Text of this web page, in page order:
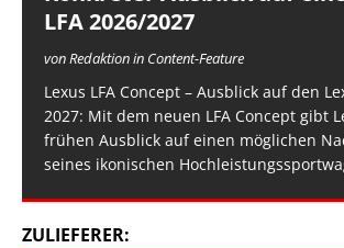
LFA 2026/2027
von Redaktion in Content-Feature
Lexus LFA Concept – Ausblick auf den
2027: Mit dem neuen LFA Concept gibt
frühen Ausblick auf einen möglichen
seines ikonischen
ZULIEFERER: